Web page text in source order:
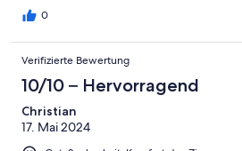
0
Verifizierte Bewertung
10/10 – Hervorragend
Christian
17. Mai 2024